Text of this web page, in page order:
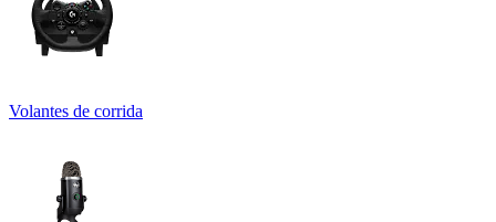
Volantes de corrida